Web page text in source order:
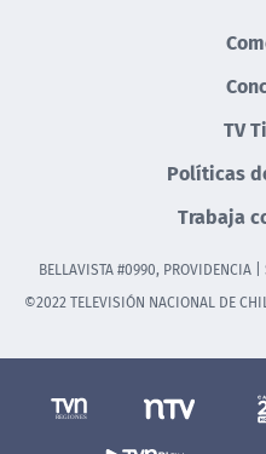
TV
Políticas
Trabaja
BELLAVISTA #0990, PROVIDENCIA
©2022 TELEVISIÓN NACIONAL DE